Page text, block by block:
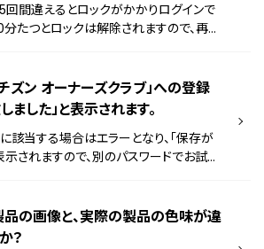
なる
回間違えるとロックがかかりログインで
分たつとロックは解除されますので、再度
ズン オーナーズクラブ」への登録
ました」と表示されます。
該当する場合はエラーとなり、「保存が
示されますので、別のパスワードでお試し
品の画像と、実際の製品の色味が違
？